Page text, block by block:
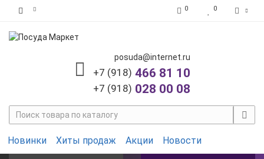
0 0
posuda@internet.ru
+7 (918) 466 81 10
+7 (918) 028 00 08
Новинки Хиты продаж Акции Новости